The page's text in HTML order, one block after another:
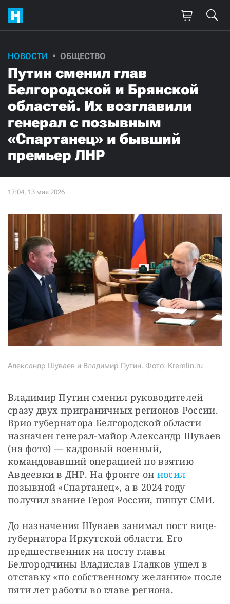
НОВОСТИ ОБЩЕСТВО
Путин сменил глав
Белгородской и Брянской
областей. Их возглавили
генерал с позывным
«Спартанец» и бывший
премьер ЛНР
Александр Шуваев и Владимир Путин. Фото: Kremlin.ru
Владимир Путин сменил руководителей
сразу двух приграничных регионов России.
Врио губернатора Белгородской области
назначен генерал-майор Александр Шуваев
(на фото) — кадровый военный,
командовавший операцией по взятию
Авдеевки в ДНР. На фронте он носил
позывной «Спартанец», а в 2024 году
получил звание Героя России, пишут СМИ.
До назначения Шуваев занимал пост вице-
губернатора Иркутской области. Его
предшественник на посту главы
Белгородчины Владислав Гладков ушел в
отставку «по собственному желанию» после
пяти лет работы во главе региона.